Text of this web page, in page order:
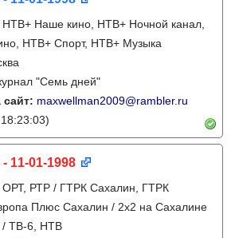
НТВ+ Наше кино, НТВ+ Ночной канал,
НТВ+ Спорт, НТВ+ Музыка
"Семь дней"
maxwellman2009@rambler.ru
11-01-1998
ОРТ, РТР / ГТРК Сахалин, ГТРК
Плюс Сахалин / 2х2 на Сахалине
ТВ-6, НТВ